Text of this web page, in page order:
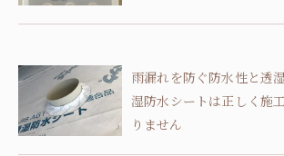
雨漏れを防ぐ防水性と透
湿防水シートは正しく施
りません